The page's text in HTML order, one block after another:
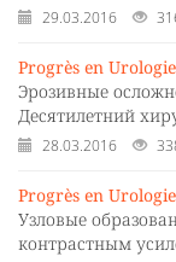
29.03.2016
Progrès en
Эрозивные
Десятилетний
28.03.2016
Progrès en
Узловые
контрастным